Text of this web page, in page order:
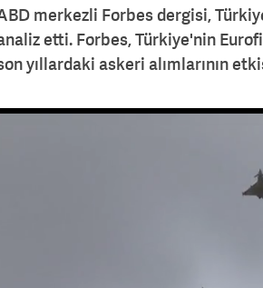
merkezli Forbes dergisi,
etti. Forbes, Türkiye'nin
yıllardaki askeri alımlarının